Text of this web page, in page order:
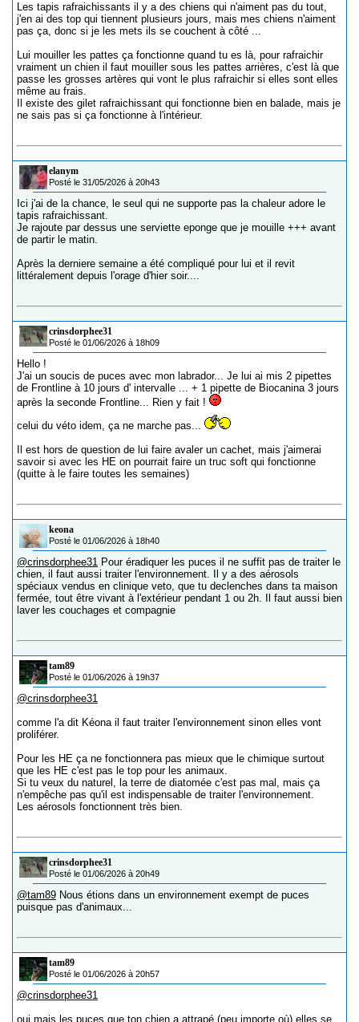
Les tapis rafraichissants il y a des chiens qui n'aiment pas du tout,
j'en ai des top qui tiennent plusieurs jours, mais mes chiens n'aiment
pas ça, donc si je les mets ils se couchent à côté ...
Lui mouiller les pattes ça fonctionne quand tu es là, pour rafraichir
vraiment un chien il faut mouiller sous les pattes arrières, c'est là que
passe les grosses artères qui vont le plus rafraichir si elles sont elles
même au frais.
Il existe des gilet rafraichissant qui fonctionne bien en balade, mais je
ne sais pas si ça fonctionne à l'intérieur.
elanym
Posté le 31/05/2026 à 20h43
Ici j'ai de la chance, le seul qui ne supporte pas la chaleur adore le
tapis rafraichissant.
Je rajoute par dessus une serviette eponge que je mouille +++ avant
de partir le matin.
Après la derniere semaine a été compliqué pour lui et il revit
littéralement depuis l'orage d'hier soir....
crinsdorphee31
Posté le 01/06/2026 à 18h09
Hello !
J'ai un soucis de puces avec mon labrador... Je lui ai mis 2 pipettes
de Frontline à 10 jours d' intervalle ... + 1 pipette de Biocanina 3 jours
après la seconde Frontline... Rien y fait !
celui du véto idem, ça ne marche pas...
Il est hors de question de lui faire avaler un cachet, mais j'aimerai
savoir si avec les HE on pourrait faire un truc soft qui fonctionne
(quitte à le faire toutes les semaines)
keona
Posté le 01/06/2026 à 18h40
@crinsdorphee31 Pour éradiquer les puces il ne suffit pas de traiter le
chien, il faut aussi traiter l'environnement. Il y a des aérosols
spéciaux vendus en clinique veto, que tu declenches dans ta maison
fermée, tout être vivant à l'extérieur pendant 1 ou 2h. Il faut aussi bien
laver les couchages et compagnie
tam89
Posté le 01/06/2026 à 19h37
@crinsdorphee31
comme l'a dit Kéona il faut traiter l'environnement sinon elles vont
proliférer.
Pour les HE ça ne fonctionnera pas mieux que le chimique surtout
que les HE c'est pas le top pour les animaux.
Si tu veux du naturel, la terre de diatomée c'est pas mal, mais ça
n'empêche pas qu'il est indispensable de traiter l'environnement.
Les aérosols fonctionnent très bien.
crinsdorphee31
Posté le 01/06/2026 à 20h49
@tam89 Nous étions dans un environnement exempt de puces
puisque pas d'animaux...
tam89
Posté le 01/06/2026 à 20h57
@crinsdorphee31
oui mais les puces que ton chien a attrapé (peu importe où) elles se